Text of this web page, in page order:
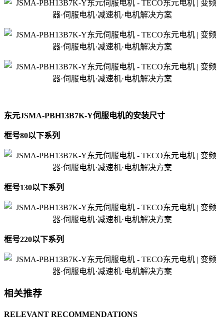
东元JSMA-PBH13B7K-Y伺服电机的安装尺寸
框号80以下系列
框号130以下系列
框号220以下系列
相关推荐
RELEVANT RECOMMENDATIONS